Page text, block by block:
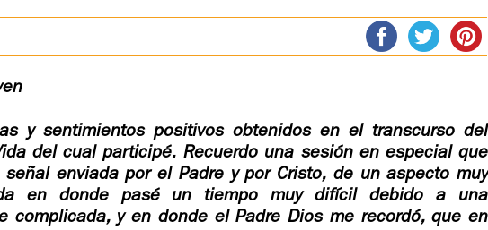
y sentimientos positivos obtenidos en el transcurso del
del cual participé. Recuerdo una sesión en especial que
enviada por el Padre y por Cristo, de un aspecto muy
en donde pasé un tiempo muy difícil debido a una
complicada, y en donde el Padre Dios me recordó, que en